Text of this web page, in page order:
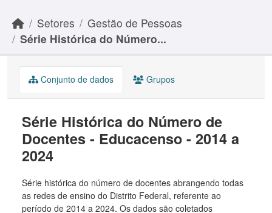
Setores
Gestão de Pessoas
Série Histórica do Número...
Conjunto de dados Grupos
Série Histórica do Número de
Docentes - Educacenso - 2014 a
2024
Série histórica do número de docentes abrangendo todas
as redes de ensino do Distrito Federal, referente ao
período de 2014 a 2024. Os dados são coletados